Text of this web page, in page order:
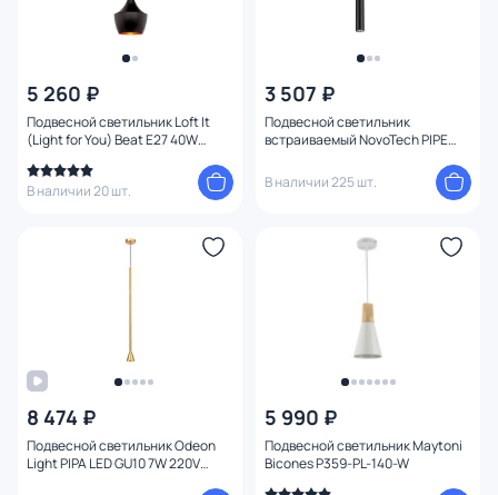
5 260 ₽
Подвесной светильник Loft It
(Light for You) Beat E27 40W
В наличии 20 шт.
3 507 ₽
Подвесной светильник
встраиваемый NovoTech PIPE
В наличии 225 шт.
8 474 ₽
Подвесной светильник Odeon
Light PIPA LED GU10 7W 220V
5 990 ₽
Подвесной светильник Maytoni
Bicones P359-PL-140-W
Тип монтажа
Стиль
Страна
Материал арматуры
Материал плафона
Цвет арматуры
Цвет плафона
Размер